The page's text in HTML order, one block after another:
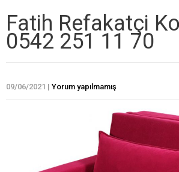
Fatih Refakatçi
0542 251 11 70
09/06/2021 | Yorum yapılmamış